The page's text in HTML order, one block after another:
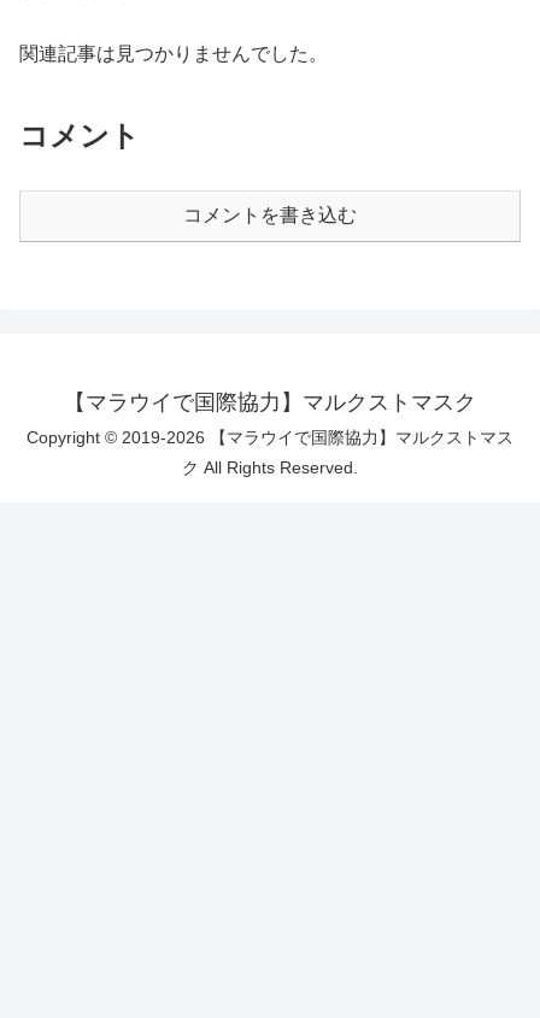
関連記事は見つかりませんでした。
コメント
コメントを書き込む
【マラウイで国際協力】マルクストマスク
Copyright © 2019-2026 【マラウイで国際協力】マルクストマス
ク All Rights Reserved.